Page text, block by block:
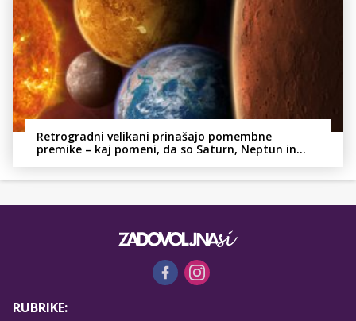
Retrogradni velikani prinašajo pomembne
premike – kaj pomeni, da so Saturn, Neptun in
RUBRIKE: